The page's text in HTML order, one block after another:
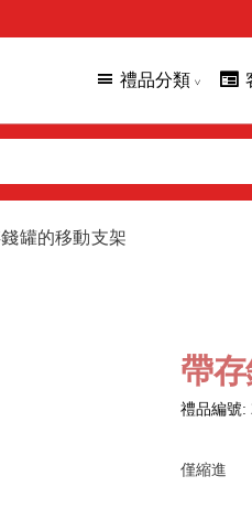
禮品分類
罐的移動支架
帶
禮品編號:
僅縮進